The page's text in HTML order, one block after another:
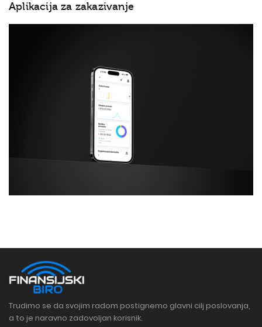
Aplikacija za zakazivanje
Trudimo se da svojim radom postignemo glavni cilj poslovanja,
a to je naravno zadovoljan korisnik.